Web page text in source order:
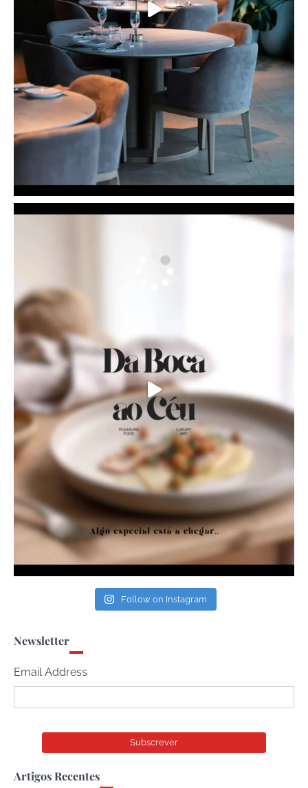
Follow on Instagram
Newsletter
Email Address
Artigos Recentes